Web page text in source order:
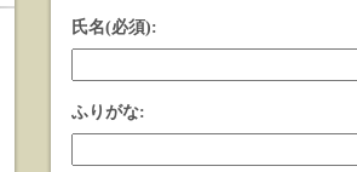
氏名(必須):
ふりがな: